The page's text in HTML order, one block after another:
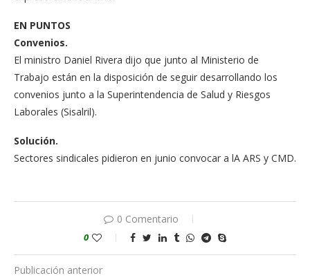
EN PUNTOS
Convenios.
El ministro Daniel Rive­ra dijo que junto al Mi­nisterio de
Trabajo es­tán en la disposición de seguir desarrollando los
convenios junto a la Su­perintendencia de Salud y Riesgos
Laborales (Si­salril).
Solución.
Sectores sindicales pi­dieron en junio convo­car a lA ARS y CMD.
0 Comentario
0
Publicación anterior